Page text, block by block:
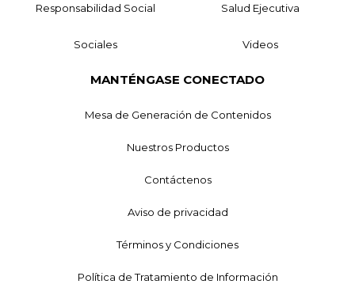
Responsabilidad Social Salud Ejecutiva
Sociales Videos
MANTÉNGASE CONECTADO
Mesa de Generación de Contenidos
Nuestros Productos
Contáctenos
Aviso de privacidad
Términos y Condiciones
Política de Tratamiento de Información